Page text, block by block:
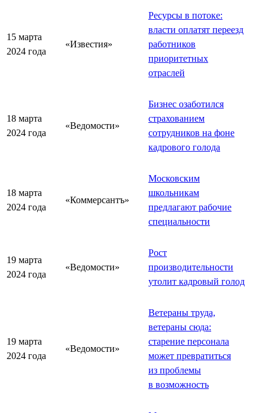
15 марта
2024 года
«Известия»
Ресурсы в потоке:
власти оплатят переезд
работников
приоритетных
отраслей
18 марта
2024 года
«Ведомости»
Бизнес озаботился
страхованием
сотрудников на фоне
кадрового голода
18 марта
2024 года
«Коммерсантъ»
Московским
школьникам
предлагают рабочие
специальности
19 марта
2024 года
«Ведомости»
Рост
производительности
утолит кадровый голод
19 марта
2024 года
«Ведомости»
Ветераны труда,
ветераны сюда:
старение персонала
может превратиться
из проблемы
в возможность